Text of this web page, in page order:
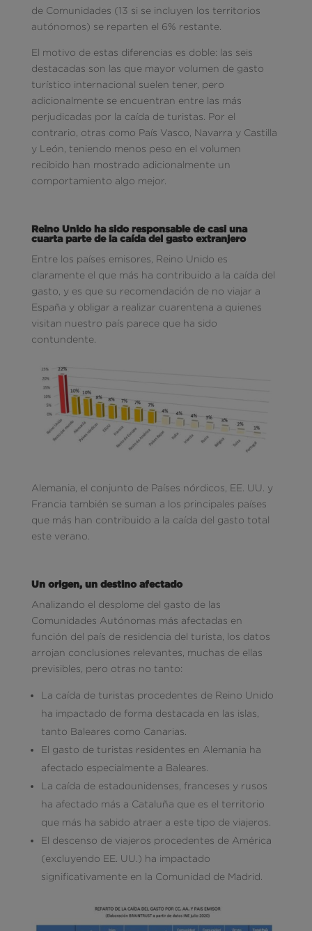
de Comunidades (13 si se incluyen los territorios
autónomos) se reparten el 6% restante.
El motivo de estas diferencias es doble: las seis
destacadas son las que mayor volumen de gasto
turístico internacional suelen tener, pero
adicionalmente se encuentran entre las más
perjudicadas por la caída de turistas. Por el
contrario, otras como País Vasco, Navarra y Castilla
y León, teniendo menos peso en el volumen
recibido han mostrado adicionalmente un
comportamiento algo mejor.
Reino Unido ha sido responsable de casi una
cuarta parte de la caída del gasto extranjero
Entre los países emisores, Reino Unido es
claramente el que más ha contribuido a la caída del
gasto, y es que su recomendación de no viajar a
España y obligar a realizar cuarentena a quienes
visitan nuestro país parece que ha sido
contundente.
Alemania, el conjunto de Países nórdicos, EE. UU. y
Francia también se suman a los principales países
que más han contribuido a la caída del gasto total
este verano.
Un origen, un destino afectado
Analizando el desplome del gasto de las
Comunidades Autónomas más afectadas en
función del país de residencia del turista, los datos
arrojan conclusiones relevantes, muchas de ellas
previsibles, pero otras no tanto:
La caída de turistas procedentes de Reino Unido
ha impactado de forma destacada en las islas,
tanto Baleares como Canarias.
El gasto de turistas residentes en Alemania ha
afectado especialmente a Baleares.
La caída de estadounidenses, franceses y rusos
ha afectado más a Cataluña que es el territorio
que más ha sabido atraer a este tipo de viajeros.
El descenso de viajeros procedentes de América
(excluyendo EE. UU.) ha impactado
significativamente en la Comunidad de Madrid.